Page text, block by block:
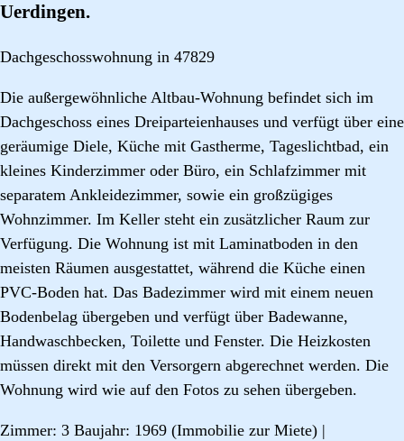
Uerdingen.
Dachgeschosswohnung in 47829
Die außergewöhnliche Altbau-Wohnung befindet sich im
Dachgeschoss eines Dreiparteienhauses und verfügt über eine
geräumige Diele, Küche mit Gastherme, Tageslichtbad, ein
kleines Kinderzimmer oder Büro, ein Schlafzimmer mit
separatem Ankleidezimmer, sowie ein großzügiges
Wohnzimmer. Im Keller steht ein zusätzlicher Raum zur
Verfügung. Die Wohnung ist mit Laminatboden in den
meisten Räumen ausgestattet, während die Küche einen
PVC-Boden hat. Das Badezimmer wird mit einem neuen
Bodenbelag übergeben und verfügt über Badewanne,
Handwaschbecken, Toilette und Fenster. Die Heizkosten
müssen direkt mit den Versorgern abgerechnet werden. Die
Wohnung wird wie auf den Fotos zu sehen übergeben.
Zimmer: 3 Baujahr: 1969 (Immobilie zur Miete) |